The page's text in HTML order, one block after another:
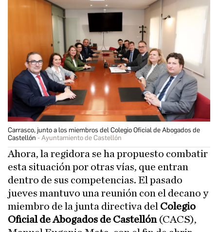
Carrasco, junto a los miembros del Colegio Oficial de Abogados de
Castellón
Ayuntamiento de Castellón
Ahora, la regidora se ha propuesto combatir
esta situación por otras vías, que entran
dentro de sus competencias. El pasado
jueves mantuvo una reunión con el decano y
miembro de la junta directiva del Colegio
Oficial de Abogados de Castellón (CACS),